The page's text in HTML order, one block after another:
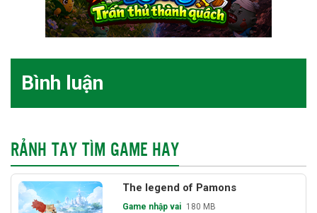
Bình luận
RẢNH TAY TÌM GAME HAY
The legend of Pamons
Game nhập vai 180 MB